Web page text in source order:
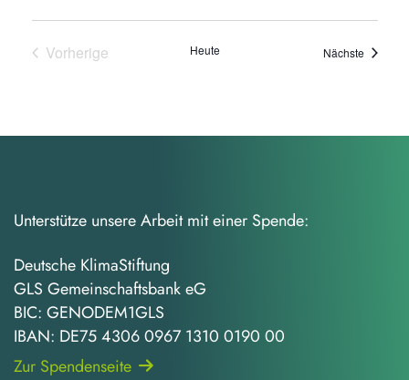
Vorherige
Heute Nächste
Unterstütze unsere Arbeit mit einer Spende:
Deutsche KlimaStiftung
GLS Gemeinschaftsbank eG
BIC: GENODEM1GLS
IBAN: DE75 4306 0967 1310 0190 00
Zur Spendenseite